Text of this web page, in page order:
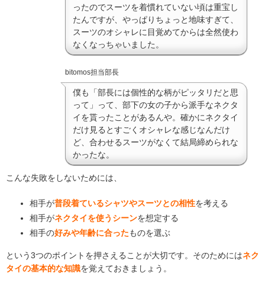
ったのでスーツを着慣れていない頃は重宝し
たんですが、やっぱりちょっと地味すぎて、
スーツのオシャレに目覚めてからは全然使わ
なくなっちゃいました。
bitomos担当部長
僕も「部長には個性的な柄がピッタリだと思
って」って、部下の女の子から派手なネクタ
イを貰ったことがあるんや。確かにネクタイ
だけ見るとすごくオシャレな感じなんだけ
ど、合わせるスーツがなくて結局締められな
かったな。
こんな失敗をしないためには、
相手が普段着ているシャツやスーツとの相性を考える
相手がネクタイを使うシーンを想定する
相手の好みや年齢に合ったものを選ぶ
という3つのポイントを押さえることが大切です。そのためにはネク
タイの基本的な知識を覚えておきましょう。